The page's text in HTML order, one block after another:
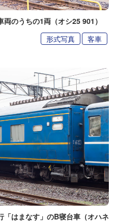
両のうちの1両（オシ25 901）
形式写真 客車
「はまなす」のB寝台車（オハネ